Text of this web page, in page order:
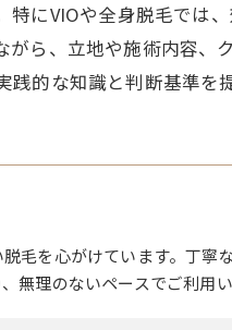
にVIOや全身脱毛では
ら、立地や施術内容
的な知識と判断基準を提
毛を心がけています。丁
無理のないペースでご利用い